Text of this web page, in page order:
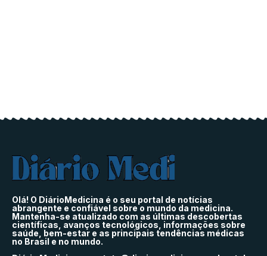
Olá! O DiárioMedicina é o seu portal de notícias
abrangente e confiável sobre o mundo da medicina.
Mantenha-se atualizado com as últimas descobertas
científicas, avanços tecnológicos, informações sobre
saúde, bem-estar e as principais tendências médicas
no Brasil e no mundo.